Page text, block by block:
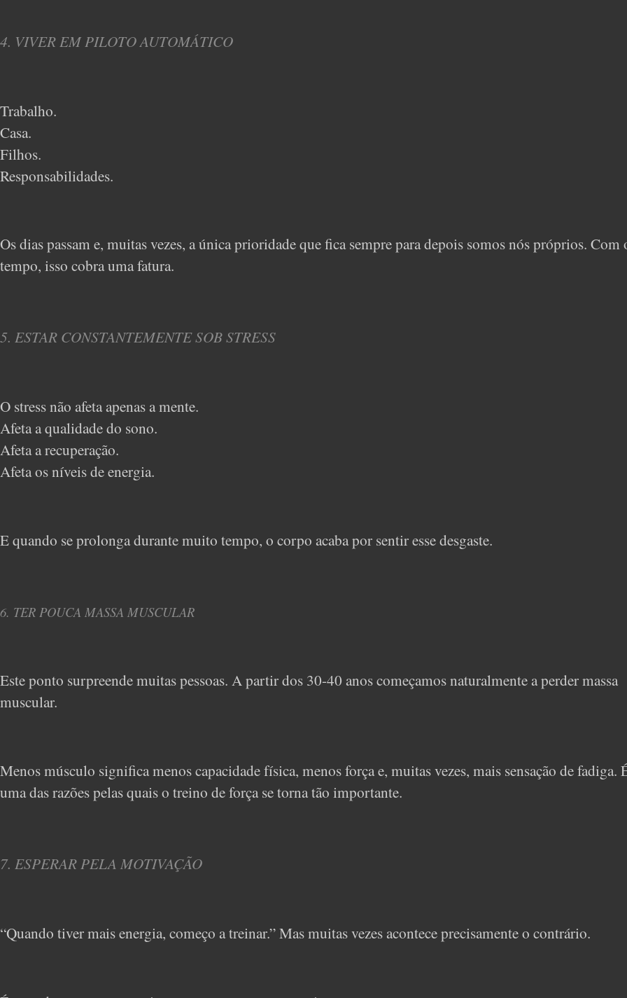
4. VIVER EM PILOTO AUTOMÁTICO
Trabalho.
Casa.
Filhos.
Responsabilidades.
Os dias passam e, muitas vezes, a única prioridade que fica sempre para depois somos nós próprios. Com
tempo, isso cobra uma fatura.
5. ESTAR CONSTANTEMENTE SOB STRESS
O stress não afeta apenas a mente.
Afeta a qualidade do sono.
Afeta a recuperação.
Afeta os níveis de energia.
E quando se prolonga durante muito tempo, o corpo acaba por sentir esse desgaste.
6. TER POUCA MASSA MUSCULAR
Este ponto surpreende muitas pessoas. A partir dos 30-40 anos começamos naturalmente a perder massa
muscular.
Menos músculo significa menos capacidade física, menos força e, muitas vezes, mais sensação de fadiga.
uma das razões pelas quais o treino de força se torna tão importante.
7. ESPERAR PELA MOTIVAÇÃO
“Quando tiver mais energia, começo a treinar.” Mas muitas vezes acontece precisamente o contrário.